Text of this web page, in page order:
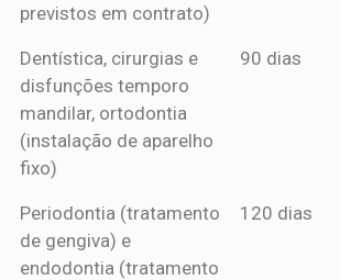
previstos em contrato)
Dentística, cirurgias e
disfunções temporo
mandilar, ortodontia
(instalação de aparelho
fixo)
90 dias
Periodontia (tratamento
de gengiva) e
endodontia (tratamento
120 dias